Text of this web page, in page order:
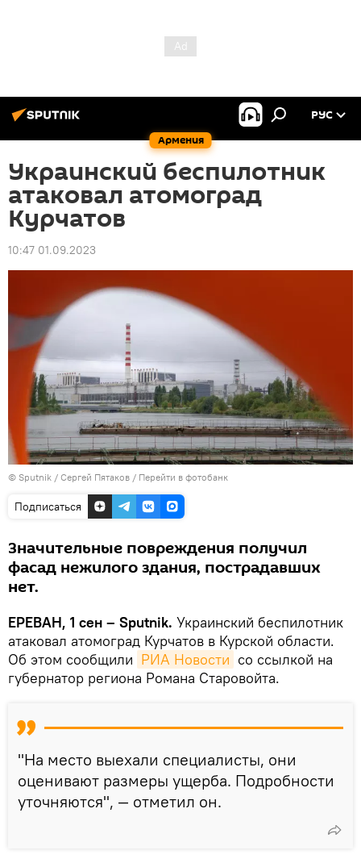
Армения
РУС
Украинский беспилотник
атаковал атомоград
Курчатов
10:47 01.09.2023
© Sputnik / Сергей Пятаков / Перейти в фотобанк
Подписаться
Значительные повреждения получил
фасад нежилого здания, пострадавших
нет.
ЕРЕВАН, 1 сен – Sputnik. Украинский беспилотник
атаковал атомоград Курчатов в Курской области.
Об этом сообщили РИА Новости со ссылкой на
губернатор региона Романа Старовойта.
"На место выехали специалисты, они
оценивают размеры ущерба. Подробности
уточняются", — отметил он.